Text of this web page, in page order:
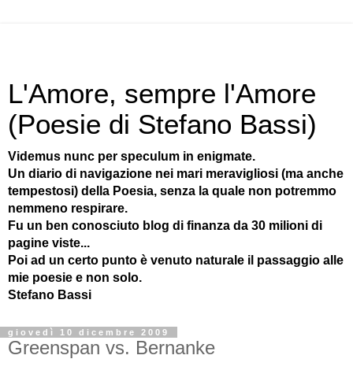
L'Amore, sempre l'Amore
(Poesie di Stefano Bassi)
Videmus nunc per speculum in enigmate.
Un diario di navigazione nei mari meravigliosi (ma anche
tempestosi) della Poesia, senza la quale non potremmo
nemmeno respirare.
Fu un ben conosciuto blog di finanza da 30 milioni di
pagine viste...
Poi ad un certo punto è venuto naturale il passaggio alle
mie poesie e non solo.
Stefano Bassi
giovedì 10 dicembre 2009
Greenspan vs. Bernanke